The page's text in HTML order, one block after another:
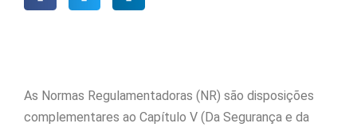
As Normas Regulamentadoras (NR) são disposições
complementares ao Capítulo V (Da Segurança e da